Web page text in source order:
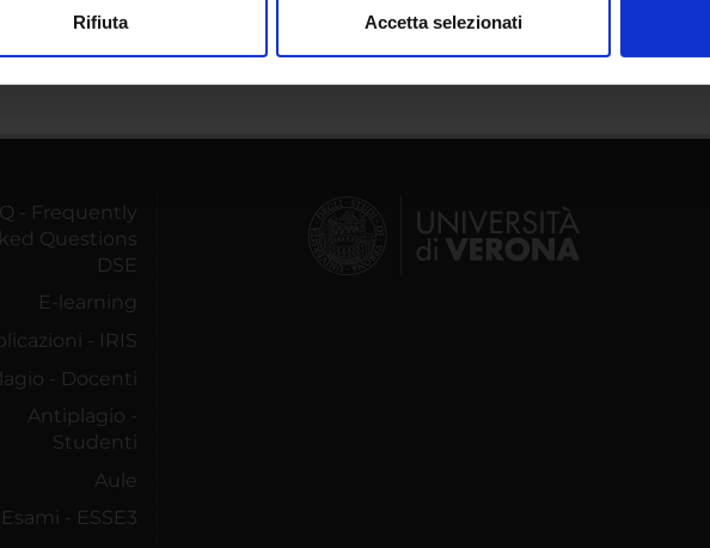
Rifiuta Accetta selezionati
- Frequently
Questions
DSE
E-learning
- IRIS
- Docenti
Antiplagio -
Studenti
Aule
Esami - ESSE3